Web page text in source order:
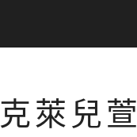
克萊兒萱